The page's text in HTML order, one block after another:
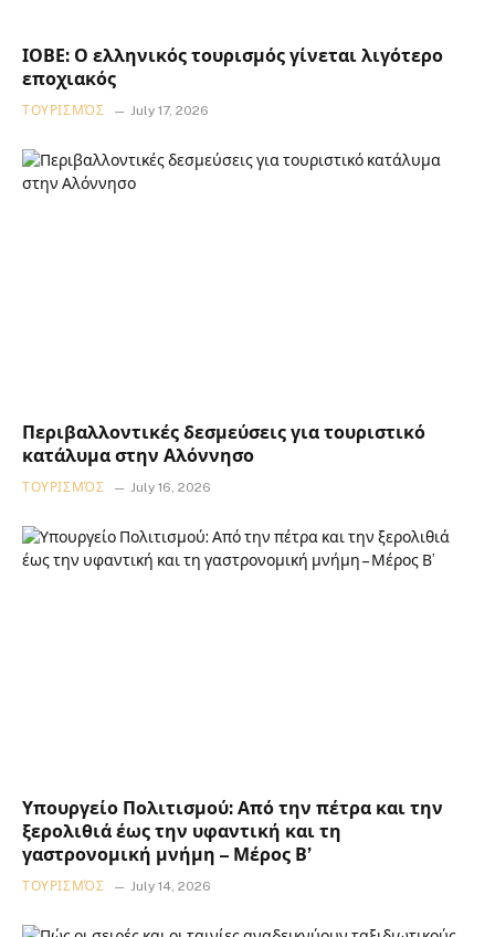
ΙΟΒΕ: Ο ελληνικός τουρισμός γίνεται λιγότερο
εποχιακός
ΤΟΥΡΙΣΜΌΣ July 17, 2026
Περιβαλλοντικές δεσμεύσεις για τουριστικό
κατάλυμα στην Αλόννησο
ΤΟΥΡΙΣΜΌΣ July 16, 2026
Υπουργείο Πολιτισμού: Από την πέτρα και την
ξερολιθιά έως την υφαντική και τη
γαστρονομική μνήμη – Μέρος Β’
ΤΟΥΡΙΣΜΌΣ July 14, 2026